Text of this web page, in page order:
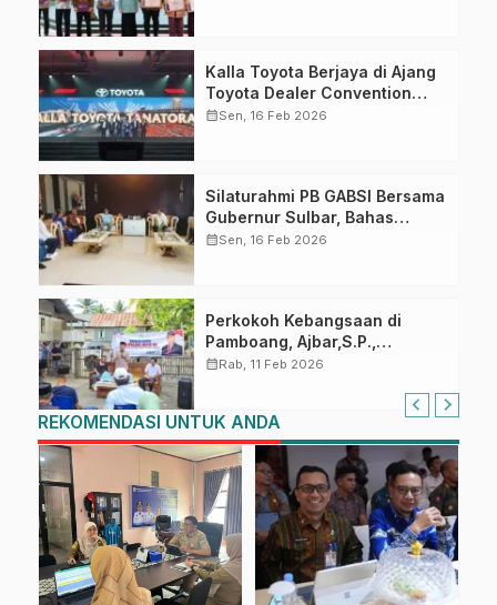
Kalla Toyota Berjaya di Ajang
Toyota Dealer Convention
2026
calendar_monthSen, 16 Feb 2026
Silaturahmi PB GABSI Bersama
Gubernur Sulbar, Bahas
Persiapan Kejurnas Bridge ke-
calendar_monthSen, 16 Feb 2026
Perkokoh Kebangsaan di
Pamboang, Ajbar,S.P.,
Sosialisasi Empat Pilar di Desa
calendar_monthRab, 11 Feb 2026
REKOMENDASI UNTUK ANDA